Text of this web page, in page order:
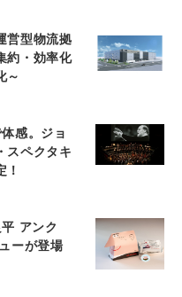
営型物流拠
約・効率化
～
感。ジョ
スペクタキ
！
アンク
ーが登場